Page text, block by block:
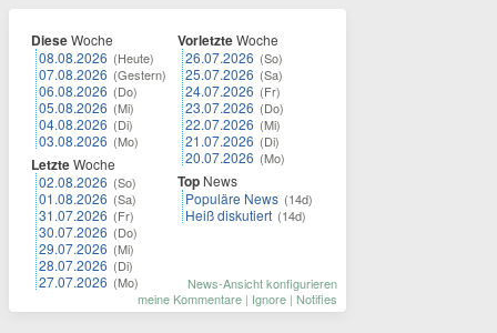
DieseWoche
08.08.2026 (Heute)
07.08.2026 (Gestern)
06.08.2026 (Do)
05.08.2026 (Mi)
04.08.2026 (Di)
03.08.2026 (Mo)
LetzteWoche
02.08.2026 (So)
01.08.2026 (Sa)
31.07.2026 (Fr)
30.07.2026 (Do)
29.07.2026 (Mi)
28.07.2026 (Di)
27.07.2026 (Mo)
VorletzteWoche
26.07.2026 (So)
25.07.2026 (Sa)
24.07.2026 (Fr)
23.07.2026 (Do)
22.07.2026 (Mi)
21.07.2026 (Di)
20.07.2026 (Mo)
Top News
Populäre News (14d)
Heiß diskutiert (14d)
News-Ansicht konfigurieren
meine Kommentare | Ignore | Notifies